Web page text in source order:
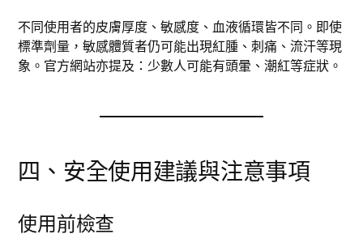
不同使用者的皮膚厚度、敏感度、血液循環皆不同。即使
標準劑量，敏感體質者仍可能出現紅腫、刺痛、流汗等現
象。官方網站亦提及：少數人可能有頭暈、潮紅等症狀。
四、安全使用建議與注意事項
使用前檢查